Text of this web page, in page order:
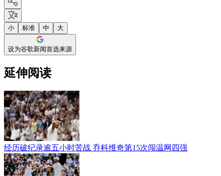
小 标准 中 大
设为谷歌新闻首选来源
延伸阅读
经历破纪录逾五小时苦战 乔科维奇第15次闯温网四强